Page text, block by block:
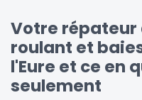
Votre répateur
roulant et
l'Eure et ce en
seulement